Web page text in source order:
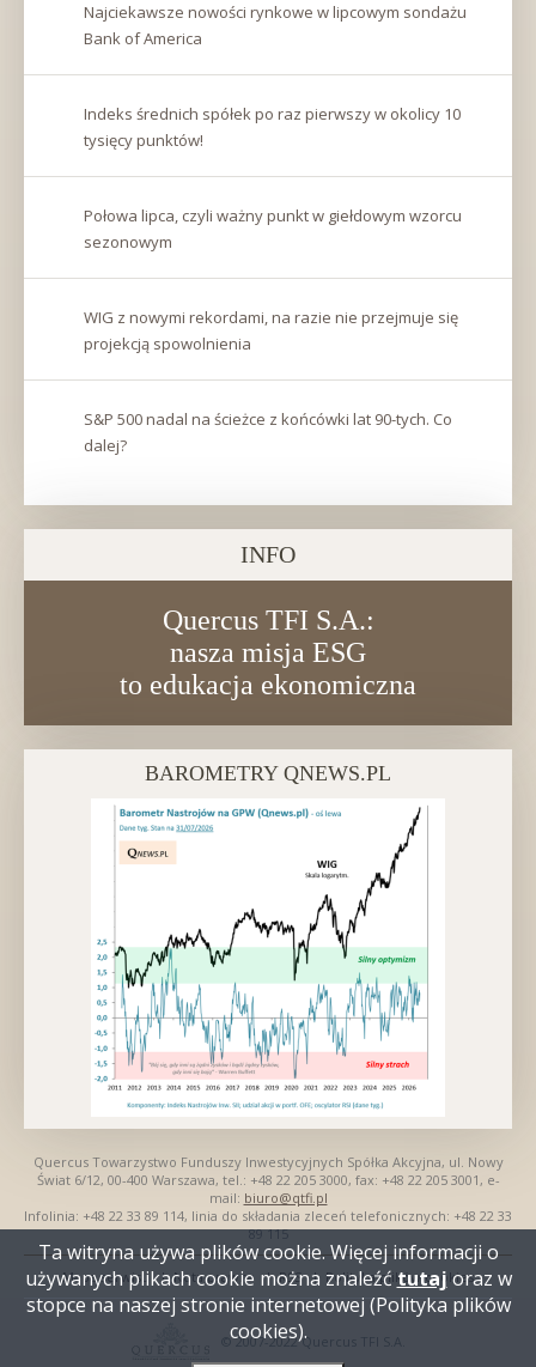
Najciekawsze nowości rynkowe w lipcowym sondażu
Bank of America
Indeks średnich spółek po raz pierwszy w okolicy 10
tysięcy punktów!
Połowa lipca, czyli ważny punkt w giełdowym wzorcu
sezonowym
WIG z nowymi rekordami, na razie nie przejmuje się
projekcją spowolnienia
S&P 500 nadal na ścieżce z końcówki lat 90-tych. Co
dalej?
INFO
Quercus TFI S.A.:
nasza misja ESG
to edukacja ekonomiczna
BAROMETRY QNEWS.PL
Quercus Towarzystwo Funduszy Inwestycyjnych Spółka Akcyjna, ul. Nowy
Świat 6/12, 00-400 Warszawa, tel.: +48 22 205 3000, fax: +48 22 205 3001, e-
mail: biuro@qtfi.pl
Infolinia: +48 22 33 89 114, linia do składania zleceń telefonicznych: +48 22 33
89 115
Nawigacja
dolna
Mapa serwisu Nota prawna RSS Polityka plików cookies
© 2007-2022 Quercus TFI S.A.
Ta witryna używa plików cookie. Więcej informacji o
używanych plikach cookie można znaleźćtutajoraz w
stopce na naszej stronie internetowej (Polityka plików
cookies).